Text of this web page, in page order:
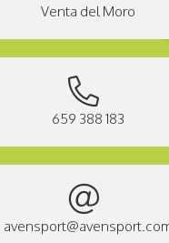
Venta del Moro
659 388 183